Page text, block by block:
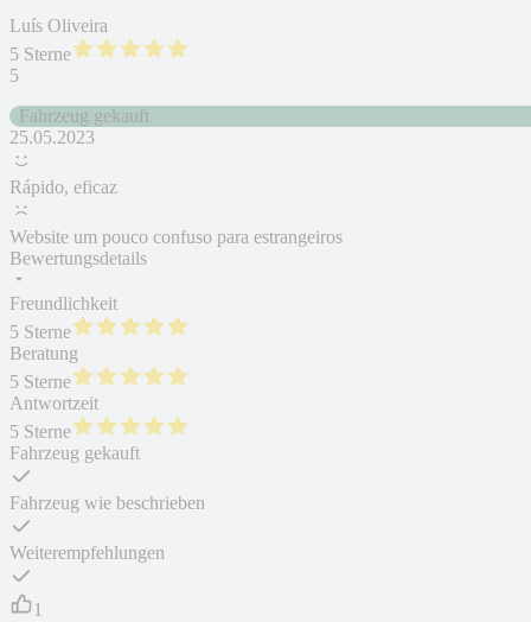
Luís Oliveira
5 Sterne
5
Fahrzeug gekauft
25.05.2023
Rápido, eficaz
Website um pouco confuso para estrangeiros
Bewertungsdetails
Freundlichkeit
5 Sterne
Beratung
5 Sterne
Antwortzeit
5 Sterne
Fahrzeug gekauft
Fahrzeug wie beschrieben
Weiterempfehlungen
1